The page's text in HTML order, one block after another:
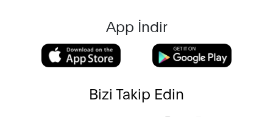
App İndir
Bizi Takip Edin